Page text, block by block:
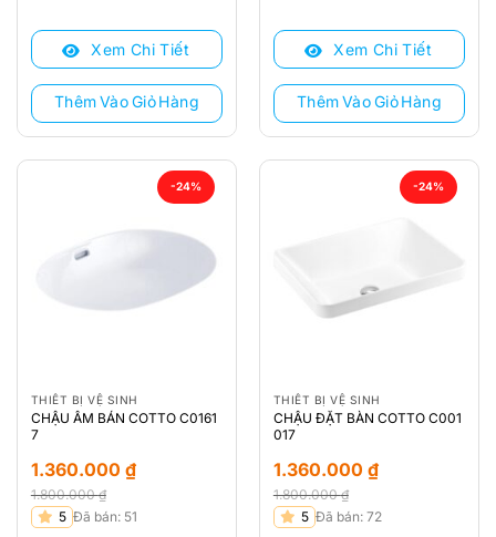
là:
1.900.000 ₫.
tại
1.290.000 ₫.
Xem Chi Tiết
Thêm Vào Giỏ Hàng
là:
1.800.000 ₫.
tại
1.360.000 ₫.
Xem Chi Tiết
Thêm Vào Giỏ Hàng
-24%
THIẾT BỊ VỆ SINH
CHẬU ÂM BÁN COTTO C0161
7
1.800.000₫
Giá
1.360.000 ₫
Giá 5 Đã bán: 51
-24%
THIẾT BỊ VỆ SINH
CHẬU ĐẶT BÀN COTTO C001
017
1.800.000₫
Giá
1.360.000 ₫
Giá 5 Đã bán: 72